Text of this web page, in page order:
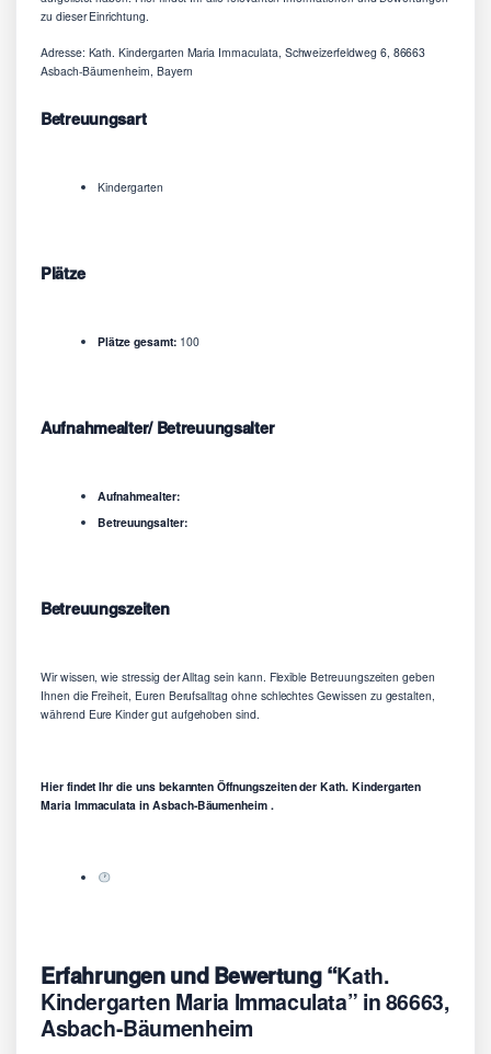
zu dieser Einrichtung.
Adresse: Kath. Kindergarten Maria Immaculata, Schweizerfeldweg 6, 86663
Asbach-Bäumenheim, Bayern
Betreuungsart
Kindergarten
Plätze
Plätze gesamt:100
Aufnahmealter/ Betreuungsalter
Aufnahmealter:
Betreuungsalter:
Betreuungszeiten
Wir wissen, wie stressig der Alltag sein kann. Flexible Betreuungszeiten geben
Ihnen die Freiheit, Euren Berufsalltag ohne schlechtes Gewissen zu gestalten,
während Eure Kinder gut aufgehoben sind.
Hier findet Ihr die uns bekannten Öffnungszeiten der Kath. Kindergarten
Maria Immaculata in Asbach-Bäumenheim .
Erfahrungen und Bewertung “Kath.
Kindergarten Maria Immaculata” in 86663,
Asbach-Bäumenheim